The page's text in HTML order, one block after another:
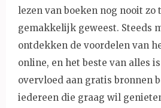
lezen van boeken nog nooit
gemakkelijk geweest. Steeds
ontdekken de voordelen van
online, en het beste van alles
overvloed aan gratis bronnen
iedereen die graag wil